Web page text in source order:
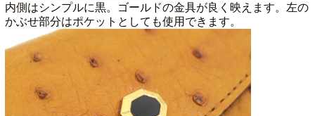
内側はシンプルに黒。ゴールドの金具が良く映えます。左の
かぶせ部分はポケットとしても使用できます。